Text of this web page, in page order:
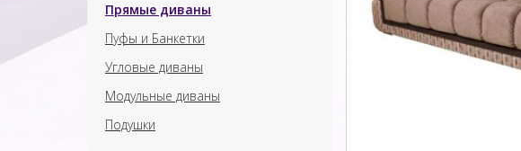
Прямые диваны
Пуфы и Банкетки
Угловые диваны
Модульные диваны
Подушки